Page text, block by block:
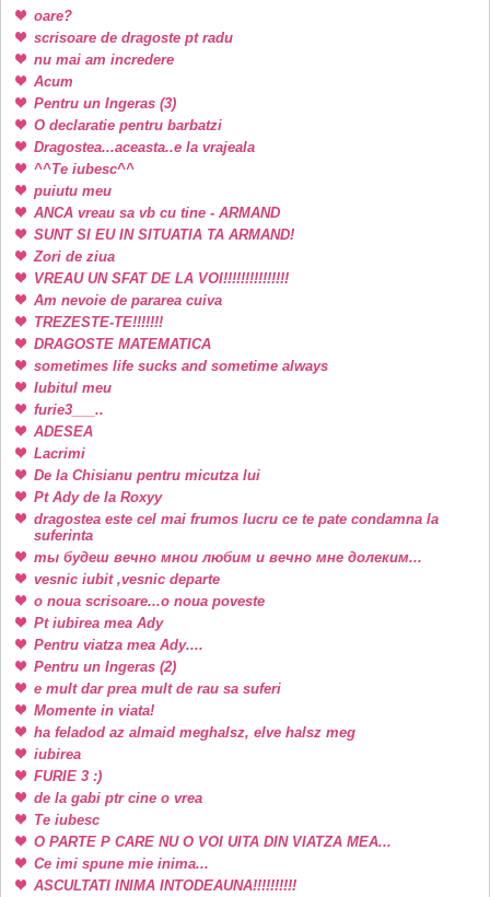
oare?
scrisoare de dragoste pt radu
nu mai am incredere
Acum
Pentru un Ingeras (3)
O declaratie pentru barbatzi
Dragostea...aceasta..e la vrajeala
^^Te iubesc^^
puiutu meu
ANCA vreau sa vb cu tine - ARMAND
SUNT SI EU IN SITUATIA TA ARMAND!
Zori de ziua
VREAU UN SFAT DE LA VOI!!!!!!!!!!!!!!!
Am nevoie de pararea cuiva
TREZESTE-TE!!!!!!!
DRAGOSTE MATEMATICA
sometimes life sucks and sometime always
Iubitul meu
furie3___..
ADESEA
Lacrimi
De la Chisianu pentru micutza lui
Pt Ady de la Roxyy
dragostea este cel mai frumos lucru ce te pate condamna la
suferinta
ты будеш вечно мнои любим и вечно мне долеким...
vesnic iubit ,vesnic departe
o noua scrisoare...o noua poveste
Pt iubirea mea Ady
Pentru viatza mea Ady....
Pentru un Ingeras (2)
e mult dar prea mult de rau sa suferi
Momente in viata!
ha feladod az almaid meghalsz, elve halsz meg
iubirea
FURIE 3 :)
de la gabi ptr cine o vrea
Te iubesc
O PARTE P CARE NU O VOI UITA DIN VIATZA MEA...
Ce imi spune mie inima...
ASCULTATI INIMA INTODEAUNA!!!!!!!!!!